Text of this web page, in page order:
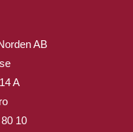
AB
A
10